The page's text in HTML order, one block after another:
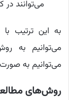
می‌توانند در
به این ترتيب
می‌توانیم به
می‌توانیم به
روش‌های